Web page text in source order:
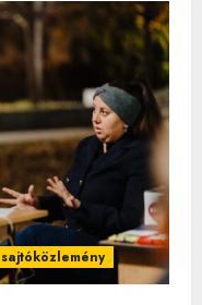
sajtóközlemény